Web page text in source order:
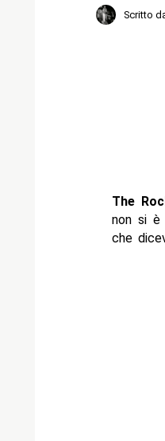
Scritto
The
non si è
che